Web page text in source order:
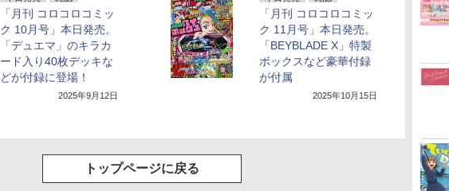
「月刊 コロコロコミッ
ク 10月号」本日発売。
「デュエマ」のキラカ
ード入り40枚デッキな
どが付録に登場！
2025年9月12日
「月刊 コロコロコミッ
ク 11月号」本日発売。
「BEYBLADE X」特製
ボックスなど豪華付録
が付属
2025年10月15日
トップページに戻る